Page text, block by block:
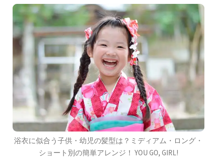
浴衣に似合う子供・幼児の髪型は？ミディアム・ロング・
ショート別の簡単アレンジ！ YOU GO, GIRL!